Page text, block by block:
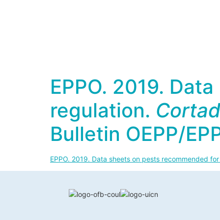
EPPO. 2019.
regulation.
Bulletin OEPP/
EPPO. 2019. Data sheets on pests recommended